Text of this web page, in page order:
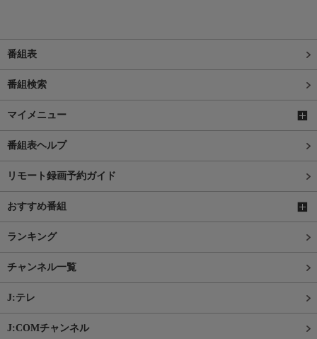
番組表
番組検索
マイメニュー
番組表ヘルプ
リモート録画予約ガイド
おすすめ番組
ランキング
チャンネル一覧
J:テレ
J:COMチャンネル